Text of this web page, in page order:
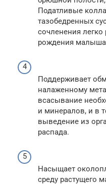
Податливые
тазобедренных
сочленения легко
рождения
Поддерживает
налаженному
всасывание
и минералов, и в
выведение из
распада.
Насыщает
среду растущего